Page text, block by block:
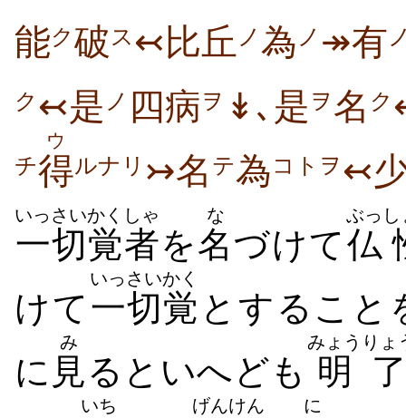
能ク破 ス ↢比丘 ノ 為 ノ ↠有
ク ↢是 ノ 四病ヲ ↡､是 ヲ名 ク
チ得
ウ
ルナリ ↣名 テ為コトヲ ↢
一切
いっさい
覚者
かくしゃ
を名
な
づけて仏
ぶっ
けて一切
いっさい
覚
かく
とすること
に 見
み
るといへども 明了
みょうりょ
いち げんけん に